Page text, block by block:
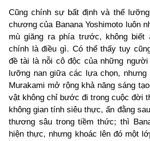
Cũng chính sự bất định và thế
chương của Banana Yoshimoto luôn
mù giăng ra phía trước, không biết
chính là điều gì. Có thể thấy tuy
đề tài là nỗi cô độc của những
lưỡng nan giữa các lựa chọn, nhưng
Murakami mở rộng khả năng sáng
vật không chỉ bước đi trong cuộc đời
không gian tính siêu thực, ẩn đằng
thương sâu trong tiềm thức; thì
hiện thực, nhưng khoác lên đó một